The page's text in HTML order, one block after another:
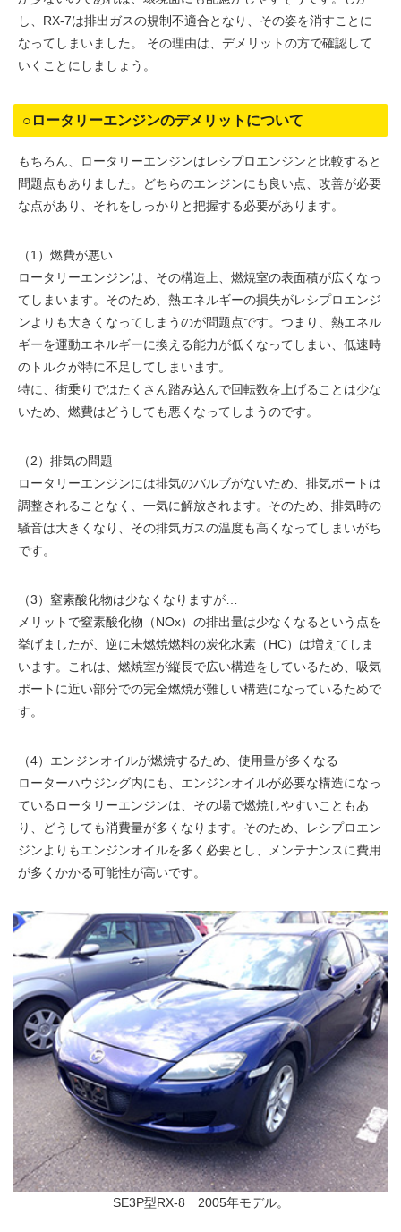
し、RX-7は排出ガスの規制不適合となり、その姿を消すことに
なってしまいました。 その理由は、デメリットの方で確認して
いくことにしましょう。
○ロータリーエンジンのデメリットについて
もちろん、ロータリーエンジンはレシプロエンジンと比較すると
問題点もありました。どちらのエンジンにも良い点、改善が必要
な点があり、それをしっかりと把握する必要があります。
（1）燃費が悪い
ロータリーエンジンは、その構造上、燃焼室の表面積が広くなっ
てしまいます。そのため、熱エネルギーの損失がレシプロエンジ
ンよりも大きくなってしまうのが問題点です。つまり、熱エネル
ギーを運動エネルギーに換える能力が低くなってしまい、低速時
のトルクが特に不足してしまいます。
特に、街乗りではたくさん踏み込んで回転数を上げることは少な
いため、燃費はどうしても悪くなってしまうのです。
（2）排気の問題
ロータリーエンジンには排気のバルブがないため、排気ポートは
調整されることなく、一気に解放されます。そのため、排気時の
騒音は大きくなり、その排気ガスの温度も高くなってしまいがち
です。
（3）窒素酸化物は少なくなりますが…
メリットで窒素酸化物（NOx）の排出量は少なくなるという点を
挙げましたが、逆に未燃焼燃料の炭化水素（HC）は増えてしま
います。これは、燃焼室が縦長で広い構造をしているため、吸気
ポートに近い部分での完全燃焼が難しい構造になっているためで
す。
（4）エンジンオイルが燃焼するため、使用量が多くなる
ローターハウジング内にも、エンジンオイルが必要な構造になっ
ているロータリーエンジンは、その場で燃焼しやすいこともあ
り、どうしても消費量が多くなります。そのため、レシプロエン
ジンよりもエンジンオイルを多く必要とし、メンテナンスに費用
が多くかかる可能性が高いです。
SE3P型RX-8 2005年モデル。